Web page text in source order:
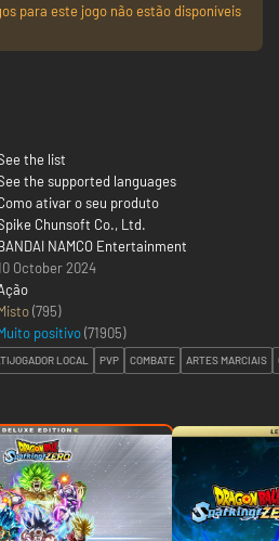
para este jogo não estão disponíveis
the list
the supported languages
ativar o seu produto
Chunsoft Co., Ltd.
NAMCO Entertainment
October 2024
(795)
positivo(71905)
LOCAL PVP COMBATE ARTES MARCIAIS